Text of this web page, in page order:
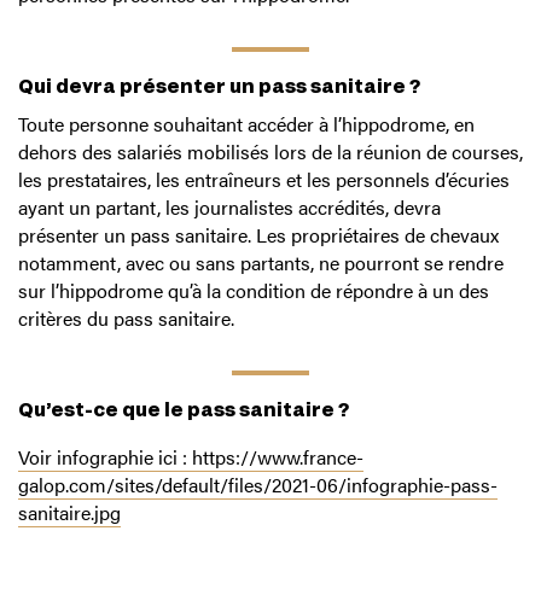
Qui devra présenter un pass sanitaire ?
Toute personne souhaitant accéder à l’hippodrome, en
dehors des salariés mobilisés lors de la réunion de courses,
les prestataires, les entraîneurs et les personnels d’écuries
ayant un partant, les journalistes accrédités, devra
présenter un pass sanitaire. Les propriétaires de chevaux
notamment, avec ou sans partants, ne pourront se rendre
sur l’hippodrome qu’à la condition de répondre à un des
critères du pass sanitaire.
Qu’est-ce que le pass sanitaire ?
Voir infographie ici : https://www.france-
galop.com/sites/default/files/2021-06/infographie-pass-
sanitaire.jpg